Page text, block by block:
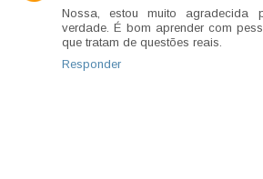
Nossa, estou muito agradecida
verdade. É bom aprender com
que tratam de questões reais.
Responder